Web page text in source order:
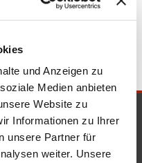
und Anzeigen zu
Medien anbieten
Website zu
Informationen zu Ihrer
unsere Partner für
weiter. Unsere